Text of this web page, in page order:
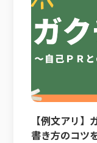
【例文アリ】
書き方のコツ